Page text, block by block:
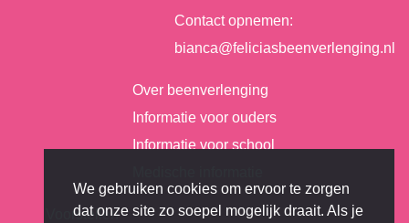
Contact opnemen:
bianca@feliciasbeenverlenging.nl
Over beenverlenging
Informatie voor ouders
Informatie voor school
Voorstellen
We gebruiken cookies om ervoor te zorgen
dat onze site zo soepel mogelijk draait. Als je